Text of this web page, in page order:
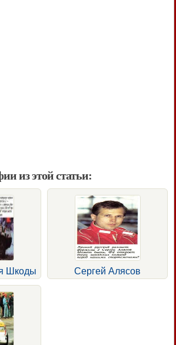
из этой статьи:
Шкоды Сергей Алясов